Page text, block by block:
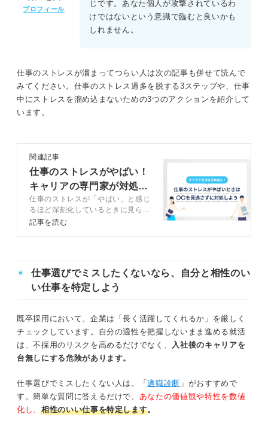
プロフィール
じです。あなた個人が攻撃されているわ
けではないという意識で臨むと良いかも
しれません。
仕事のストレスが溜まってつらい人は次の記事も併せて読んで
みてください。仕事のストレス過多を脱する3ステップや、仕事
中にストレスを溜め込まないための3つのアクションを紹介して
います。
関連記事
仕事のストレスがやばい！
キャリアの専門家が対処法
をアドバイス
仕事のストレスが「やばい」と感じ
るほど深刻化しているときに見られ
る心身のサインやストレスの解消法
実した社会人生活を取り戻しましょ
う。
記事を読む
仕事選びでミスしたくないなら、自分と相性のい
い仕事を特定しよう
既卒採用において、企業は「長く活躍してくれるか」を厳しく
チェックしています。自分の適性を把握しないまま進める就活
は、不採用のリスクを高めるだけでなく、
入社後のキャリアを
台無しにする危険があります。
仕事選びでミスしたくない人は、「適職診断 」がおすすめで
す。簡単な質問に答えるだけで、 あなたの価値観や特性を数値
化し、 相性のいい仕事を特定します。